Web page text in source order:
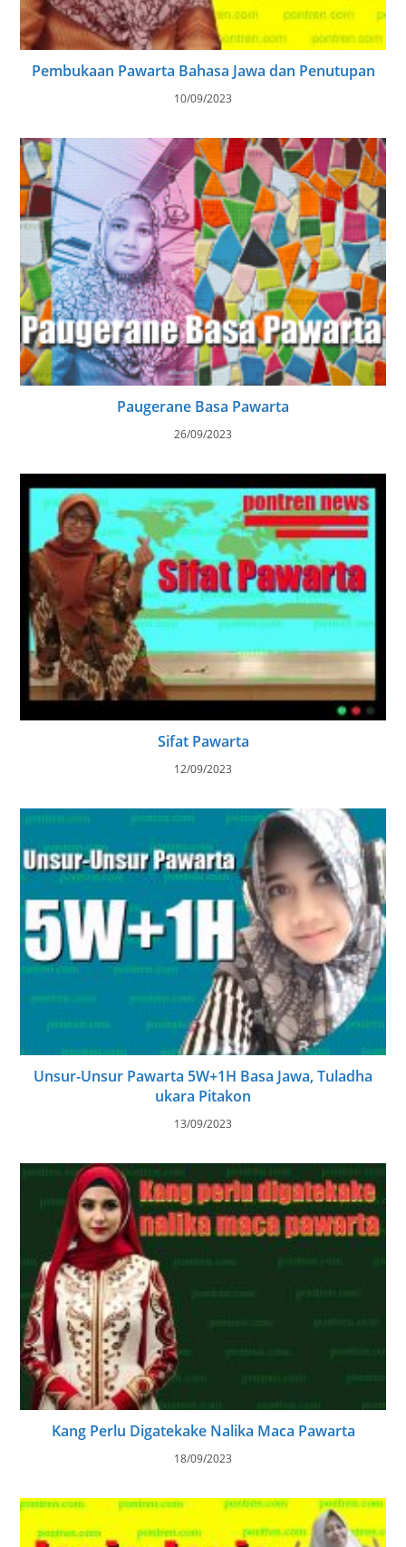
Pembukaan Pawarta Bahasa Jawa dan Penutupan
10/09/2023
Paugerane Basa Pawarta
26/09/2023
Sifat Pawarta
12/09/2023
Unsur-Unsur Pawarta 5W+1H Basa Jawa, Tuladha
ukara Pitakon
13/09/2023
Kang Perlu Digatekake Nalika Maca Pawarta
18/09/2023